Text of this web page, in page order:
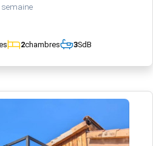
semaine
2chambres 3SdB